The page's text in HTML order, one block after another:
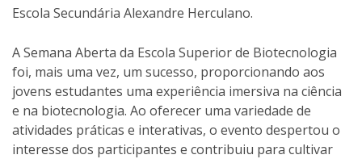
Escola Secundária Alexandre Herculano.
A Semana Aberta da Escola Superior de Biotecnologia
foi, mais uma vez, um sucesso, proporcionando aos
jovens estudantes uma experiência imersiva na ciência
e na biotecnologia. Ao oferecer uma variedade de
atividades práticas e interativas, o evento despertou o
interesse dos participantes e contribuiu para cultivar